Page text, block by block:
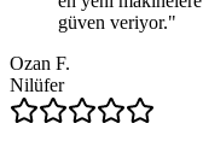
güven veriyor."
Ozan F.
Nilüfer